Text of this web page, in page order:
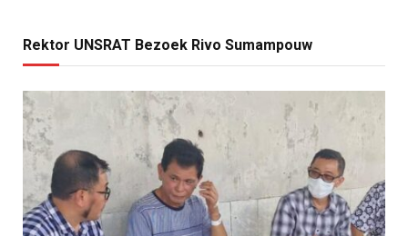
Rektor UNSRAT Bezoek Rivo Sumampouw